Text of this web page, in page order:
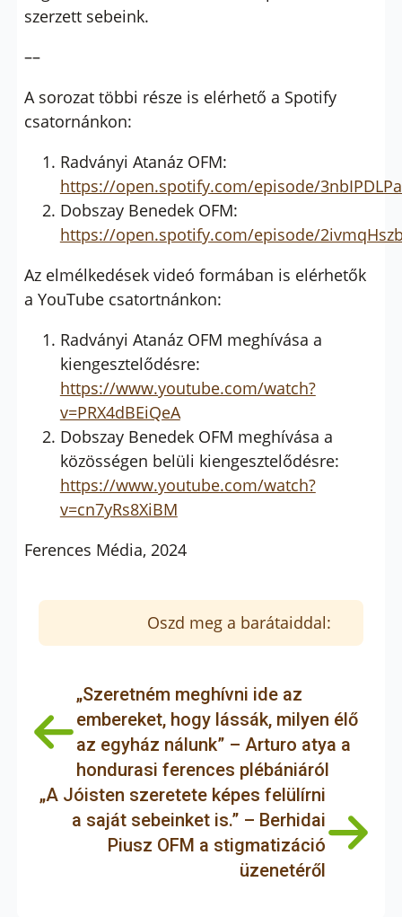
szerzett sebeink.
––
A sorozat többi része is elérhető a Spotify
csatornánkon:
Radványi Atanáz OFM:
https://open.spotify.com/episode/
Dobszay Benedek OFM:
https://open.spotify.com/episode/
Az elmélkedések videó formában is elérhetők
a YouTube csatortnánkon:
Radványi Atanáz OFM meghívása a
kiengesztelődésre:
https://www.youtube.com/watch?
v=PRX4dBEiQeA
Dobszay Benedek OFM meghívása a
közösségen belüli kiengesztelődésre:
https://www.youtube.com/watch?
v=cn7yRs8XiBM
Ferences Média, 2024
Oszd meg a barátaiddal:
„Szeretném meghívni ide az
embereket, hogy lássák, milyen élő
az egyház nálunk” – Arturo atya a
hondurasi ferences plébániáról
„A Jóisten szeretete képes felülírni
a saját sebeinket is.” – Berhidai
Piusz OFM a stigmatizáció
üzenetéről